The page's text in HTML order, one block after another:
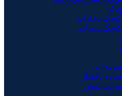
دخترانه
کودک پسرانه
آبی
بافتدار
ساده بنفش